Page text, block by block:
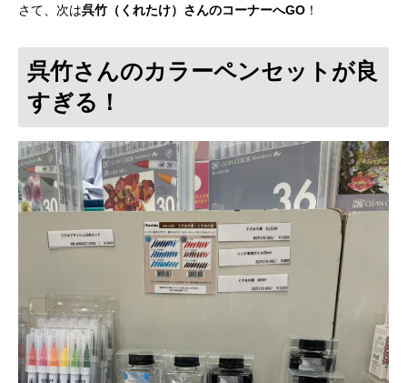
さて、次は呉竹（くれたけ）さんのコーナーへGO ！
呉竹さんのカラーペンセットが良
すぎる！